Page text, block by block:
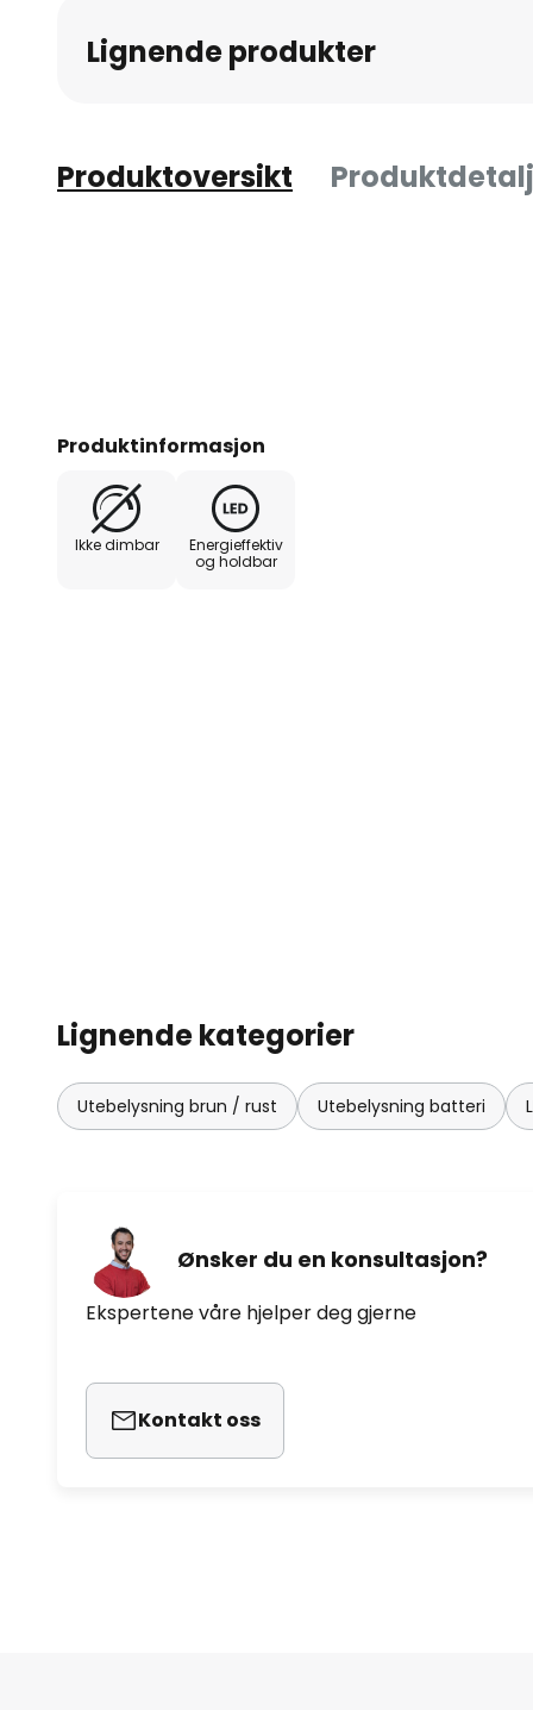
bildegalleri
Lignende produkter
Produktoversikt
Produktinformasjon
Ikke dimbar
Energieffektiv
og holdbar
Lignende kategorier
Utebelysning brun / rust Utebelysning batteri
Ønsker du en konsultasjon?
Ekspertene våre hjelper deg gjerne
Kontakt oss